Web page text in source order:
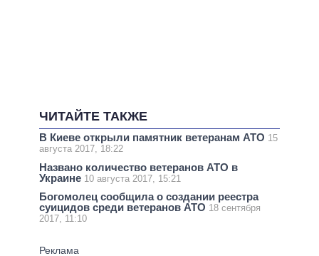
ЧИТАЙТЕ ТАКЖЕ
В Киеве открыли памятник ветеранам АТО 15
августа 2017, 18:22
Названо количество ветеранов АТО в
Украине 10 августа 2017, 15:21
Богомолец сообщила о создании реестра
суицидов среди ветеранов АТО 18 сентября
2017, 11:10